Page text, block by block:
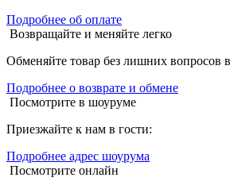
Подробнее об оплате
Возвращайте и меняйте легко
Обменяйте товар без лишних вопросов
Подробнее о возврате и обмене
Посмотрите в шоуруме
Приезжайте к нам в гости:
Подробнее адрес шоурума
Посмотрите онлайн